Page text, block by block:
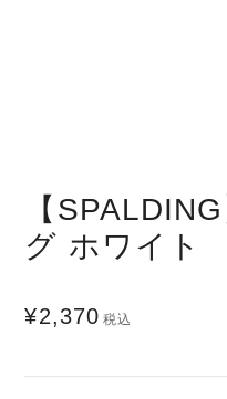
【
グ ホワイト
¥2,370 税込